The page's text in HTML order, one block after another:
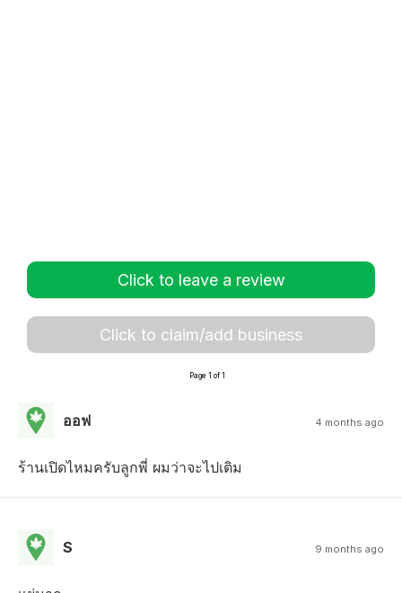
Click to leave a review
Click to claim/add business
Page 1 of 1
ออฟ 4 months ago
ร้านเปิดไหมครับลูกพี่ ผมว่าจะไปเติม
S 9 months ago